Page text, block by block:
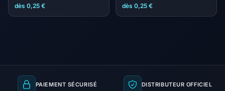
dès 0,25 €
dès 0,25 €
PAIEMENT SÉCURISÉ DISTRIBUTEUR OFFICIEL